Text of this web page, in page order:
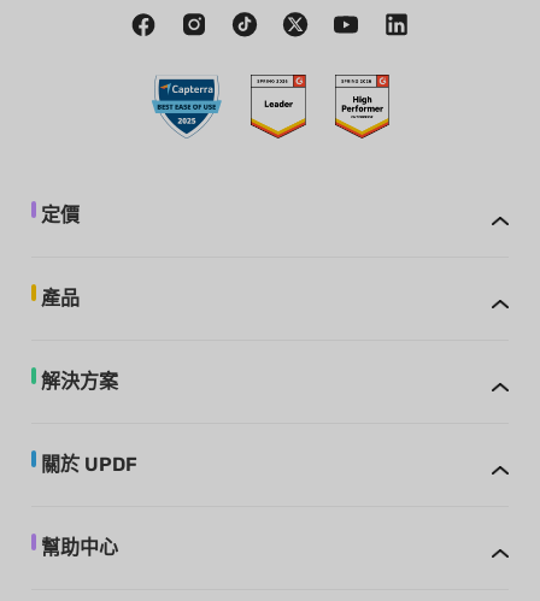
定價
產品
解決方案
關於 UPDF
幫助中心